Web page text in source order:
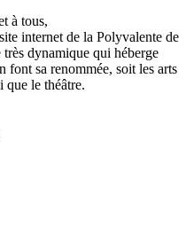
à tous,
internet de la Polyvalente de
dynamique qui héberge
font sa renommée, soit les arts
que le théâtre.